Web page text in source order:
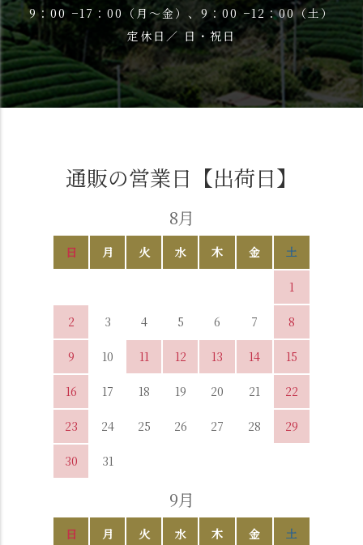
9：00 −17：00（月〜金）、9：00 −12：00（土）
定休日／ 日・祝日
通販の営業日【出荷日】
8月
日 月 火 水 木 金 土
1
2 3 4 5 6 7 8
9 10 11 12 13 14 15
16 17 18 19 20 21 22
23 24 25 26 27 28 29
30 31
9月
日 月 火 水 木 金 土